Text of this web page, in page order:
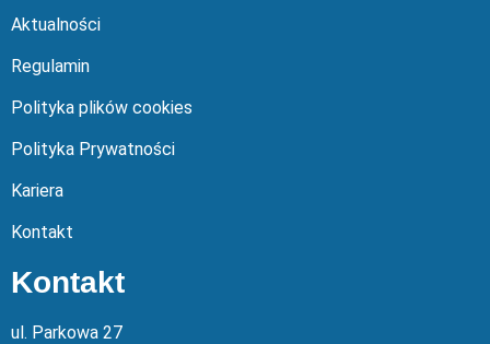
Aktualności
Regulamin
Polityka plików cookies
Polityka Prywatności
Kariera
Kontakt
Kontakt
ul. Parkowa 27